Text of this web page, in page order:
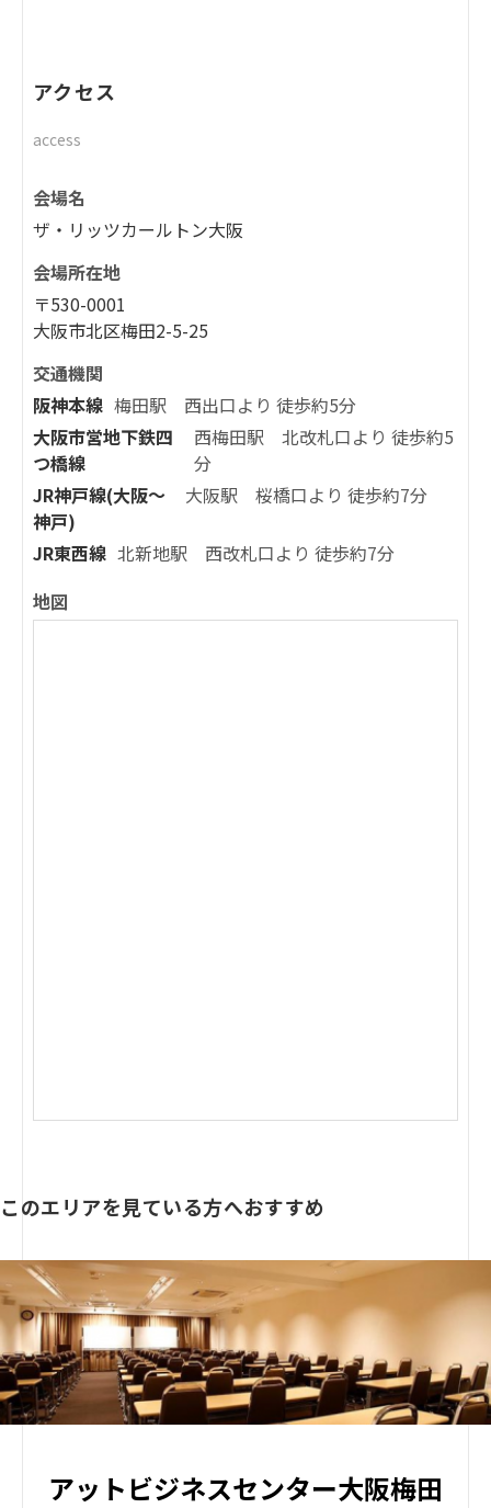
アクセス
access
会場名
ザ・リッツカールトン大阪
会場所在地
〒530-0001
大阪市北区梅田2-5-25
交通機関
阪神本線 梅田駅 西出口より 徒歩約5分
大阪市営地下鉄四
つ橋線
西梅田駅 北改札口より 徒歩約5
分
JR神戸線(大阪～
神戸)
大阪駅 桜橋口より 徒歩約7分
JR東西線 北新地駅 西改札口より 徒歩約7分
地図
このエリアを見ている方へおすすめ
アットビジネスセンター大阪梅田